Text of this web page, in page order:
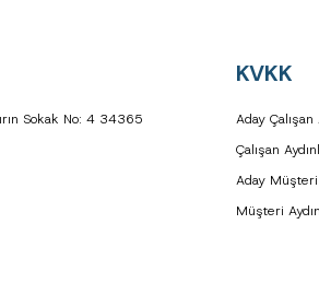
Sokak No: 4 34365
KVKK
Aday
Çalışan
Aday Müşteri
Müşteri